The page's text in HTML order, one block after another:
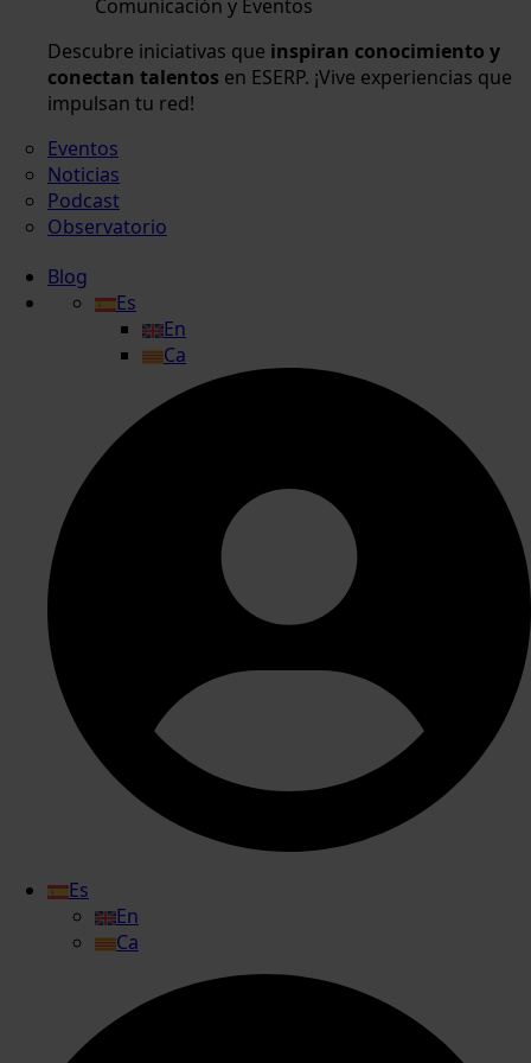
Comunicación y Eventos
Descubre iniciativas que inspiran conocimiento y
conectan talentos en ESERP. ¡Vive experiencias que
impulsan tu red!
Eventos
Noticias
Podcast
Observatorio
Blog
Es
En
Ca
Es
En
Ca